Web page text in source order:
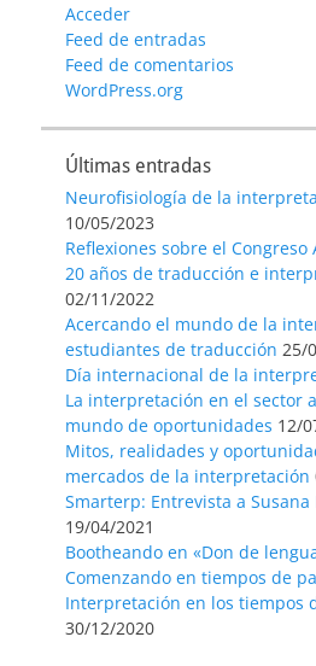
Acceder
Feed de entradas
Feed de comentarios
WordPress.org
Últimas entradas
Neurofisiología de la
10/05/2023
Reflexiones sobre el Congreso
20 años de traducción e
02/11/2022
Acercando el mundo de la
estudiantes de traducción 25/
Día internacional de la
La interpretación en el sector
mundo de oportunidades 12/
Mitos, realidades y
mercados de la interpretación
Smarterp: Entrevista a Susana
19/04/2021
Bootheando en «Don de
Comenzando en tiempos de
Interpretación en los tiempos
30/12/2020